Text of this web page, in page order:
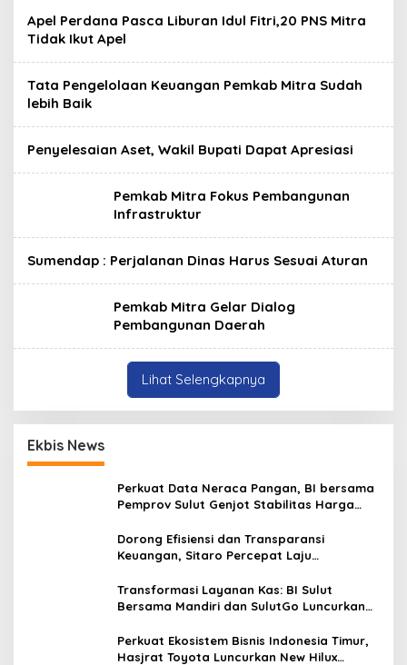
Apel Perdana Pasca Liburan Idul Fitri,20 PNS Mitra
Tidak Ikut Apel
Tata Pengelolaan Keuangan Pemkab Mitra Sudah
lebih Baik
Penyelesaian Aset, Wakil Bupati Dapat Apresiasi
Pemkab Mitra Fokus Pembangunan
Infrastruktur
Sumendap : Perjalanan Dinas Harus Sesuai Aturan
Pemkab Mitra Gelar Dialog
Pembangunan Daerah
Lihat Selengkapnya
Ekbis News
Perkuat Data Neraca Pangan, BI bersama
Pemprov Sulut Genjot Stabilitas Harga
Dorong Efisiensi dan Transparansi
Keuangan, Sitaro Percepat Laju
Transformasi Layanan Kas: BI Sulut
Bersama Mandiri dan SulutGo Luncurkan
Kepulauan
Perkuat Ekosistem Bisnis Indonesia Timur,
Hasjrat Toyota Luncurkan New Hilux